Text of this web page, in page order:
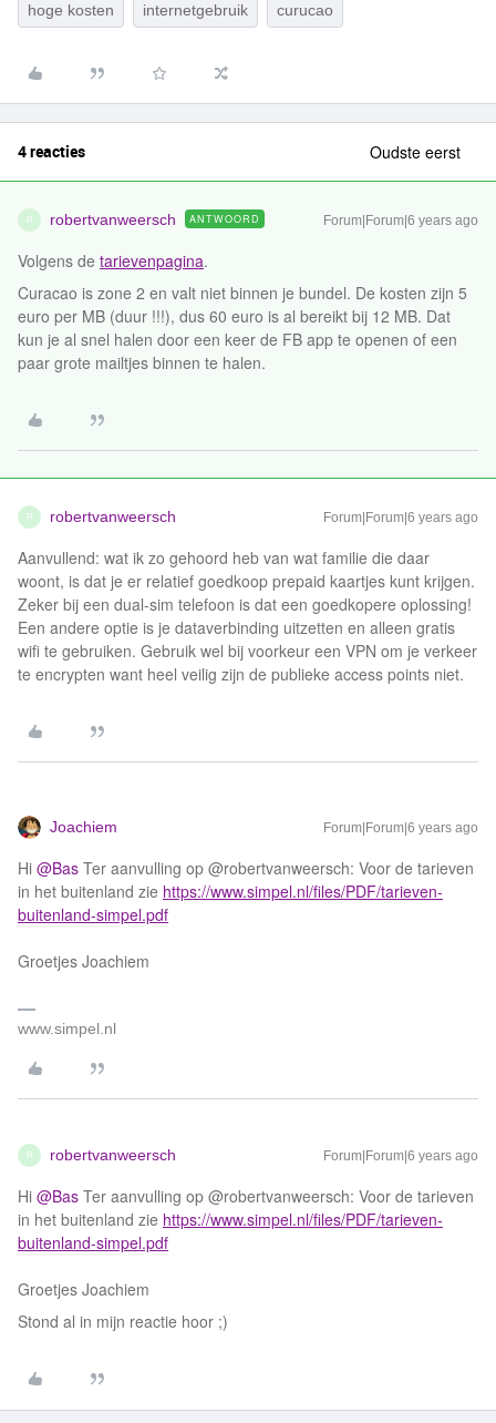
hoge kosten internetgebruik curucao
4 reacties Oudste eerst
R robertvanweersch ANTWOORD Forum|Forum|6 years ago
Volgens de tarievenpagina.
Curacao is zone 2 en valt niet binnen je bundel. De kosten zijn 5
euro per MB (duur !!!), dus 60 euro is al bereikt bij 12 MB. Dat
kun je al snel halen door een keer de FB app te openen of een
paar grote mailtjes binnen te halen.
R robertvanweersch Forum|Forum|6 years ago
Aanvullend: wat ik zo gehoord heb van wat familie die daar
woont, is dat je er relatief goedkoop prepaid kaartjes kunt krijgen.
Zeker bij een dual-sim telefoon is dat een goedkopere oplossing!
Een andere optie is je dataverbinding uitzetten en alleen gratis
wifi te gebruiken. Gebruik wel bij voorkeur een VPN om je verkeer
te encrypten want heel veilig zijn de publieke access points niet.
Joachiem Forum|Forum|6 years ago
Hi @Bas Ter aanvulling op @robertvanweersch: Voor de tarieven
in het buitenland zie https://www.simpel.nl/files/PDF/tarieven-
buitenland-simpel.pdf
Groetjes Joachiem
www.simpel.nl
R robertvanweersch Forum|Forum|6 years ago
Hi @Bas Ter aanvulling op @robertvanweersch: Voor de tarieven
in het buitenland zie https://www.simpel.nl/files/PDF/tarieven-
buitenland-simpel.pdf
Groetjes Joachiem
Stond al in mijn reactie hoor ;)